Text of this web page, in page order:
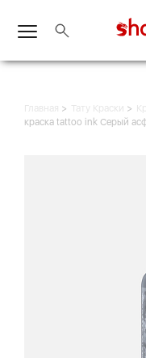
Главная Тату Краски
краска tattoo ink Серый